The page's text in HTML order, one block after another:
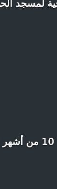
10 من أشهر الكذبات التي تقولها الفتاة ل'ولد الناس'